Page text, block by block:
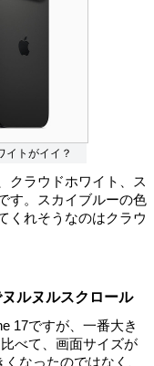
イトがイイ？
クラウドホワイト、ス
す。スカイブルーの色
くれそうなのはクラウ
ルヌルスクロール
17ですが、一番大き
べて、画面サイズが
なったのではなく、